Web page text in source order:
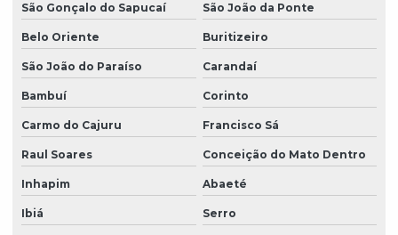
São Gonçalo do Sapucaí São João da Ponte
Belo Oriente Buritizeiro
São João do Paraíso Carandaí
Bambuí Corinto
Carmo do Cajuru Francisco Sá
Raul Soares Conceição do Mato Dentro
Inhapim Abaeté
Ibiá Serro